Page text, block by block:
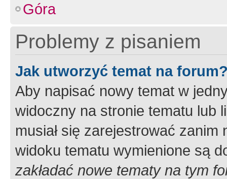
Góra
Problemy z pisaniem
Jak utworzyć temat na
Aby napisać nowy temat w
widoczny na stronie tematu lub
musiał się zarejestrować
widoku tematu wymienione są
zakładać nowe tematy na tym